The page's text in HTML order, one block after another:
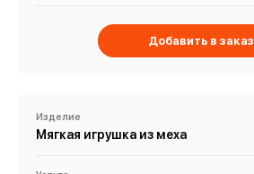
Добавить в заказ
Изделие
Мягкая игрушка из меха